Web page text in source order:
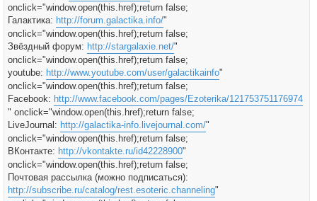
onclick="window.open(this.href);return false;
Галактика: http://forum.galactika.info/"
onclick="window.open(this.href);return false;
Звёздный форум: http://stargalaxie.net/"
onclick="window.open(this.href);return false;
youtube: http://www.youtube.com/user/galactikainfo"
onclick="window.open(this.href);return false;
Facebook: http://www.facebook.com/pages/Ezoterika/121753751176974
" onclick="window.open(this.href);return false;
LiveJournal: http://galactika-info.livejournal.com/"
onclick="window.open(this.href);return false;
ВКонтакте: http://vkontakte.ru/id42228900"
onclick="window.open(this.href);return false;
Почтовая рассылка (можно подписаться):
http://subscribe.ru/catalog/rest.esoteric.channeling"